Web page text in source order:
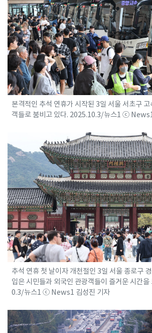
본격적인 추석 연휴가 시작된 3일 서울 서초구
객들로 붐비고 있다. 2025.10.3/뉴스1 ⓒ
추석 연휴 첫 날이자 개천절인 3일 서울 종로구
입은 시민들과 외국인 관광객들이 즐거운 시간
0.3/뉴스1 ⓒ News1 김성진 기자